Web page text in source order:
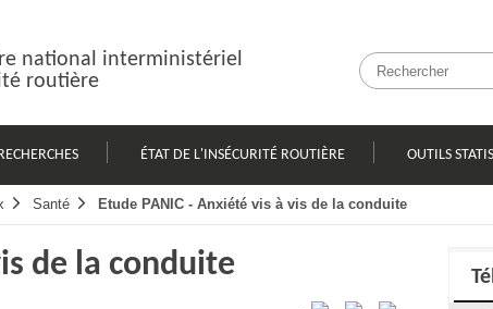
national interministériel
routière
ÉTAT DE L'INSÉCURITÉ ROUTIÈRE OUTILS
Santé Etude PANIC - Anxiété vis à vis de la conduite
de la conduite